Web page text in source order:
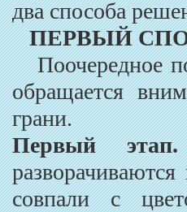
два способа
ПЕРВЫЙ
Поочередное
обращается
грани.
Первый этап.
совпали с